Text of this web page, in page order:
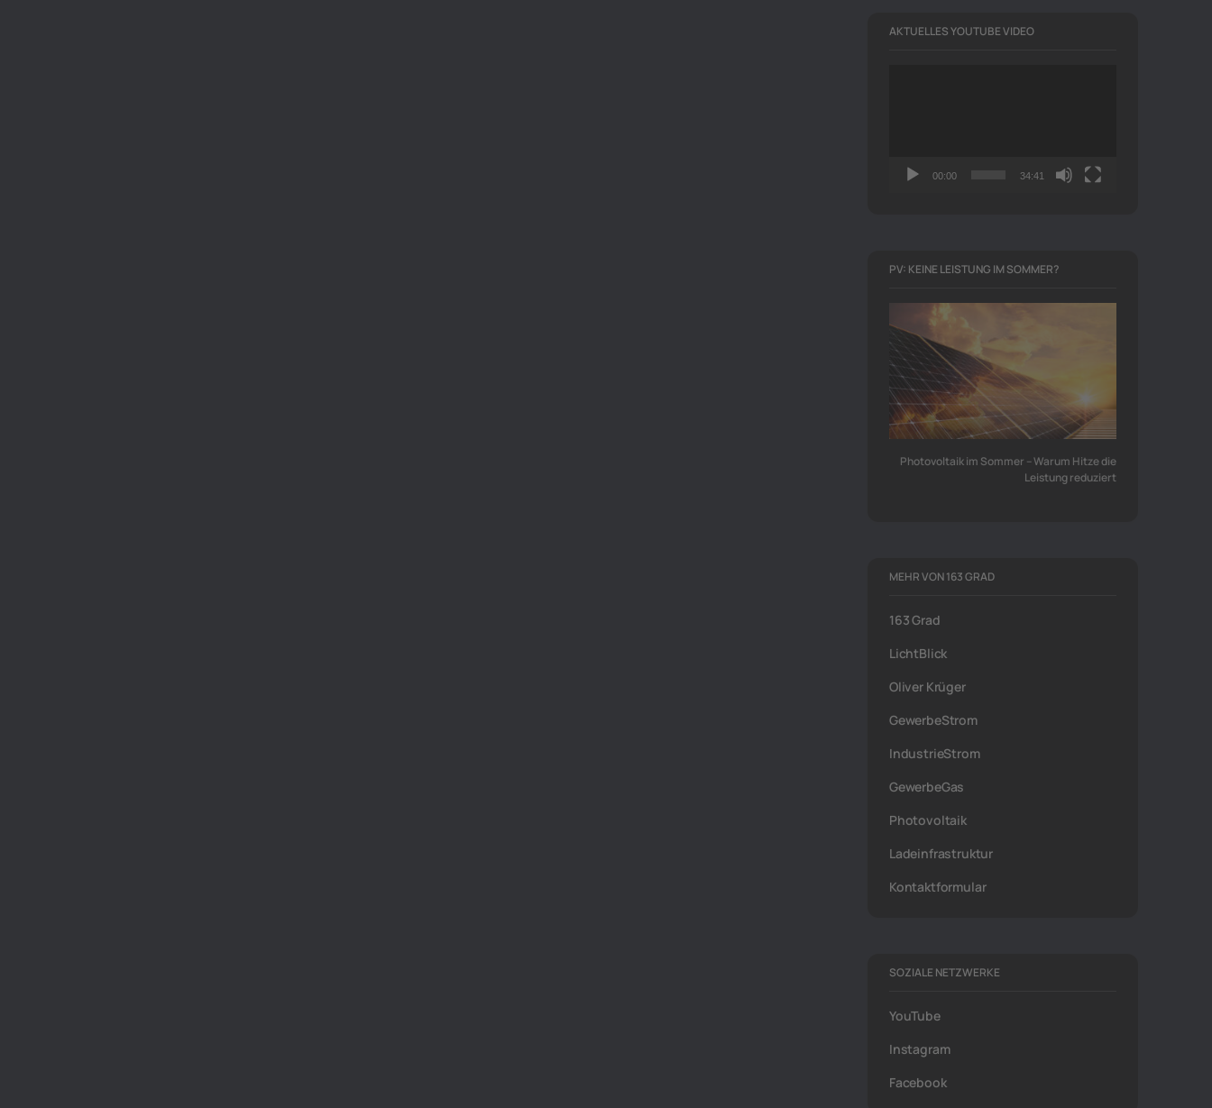
AKTUELLES YOUTUBE VIDEO
00:00 34:41
PV: KEINE LEISTUNG IM SOMMER?
Photovoltaik im Sommer – Warum Hitze die
Leistung reduziert
MEHR VON 163 GRAD
163 Grad
LichtBlick
Oliver Krüger
GewerbeStrom
IndustrieStrom
GewerbeGas
Photovoltaik
Ladeinfrastruktur
Kontaktformular
SOZIALE NETZWERKE
YouTube
Instagram
Facebook